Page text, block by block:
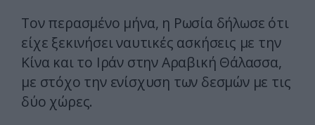
Τον περασμένο μήνα, η Ρωσία δήλωσε ότι
είχε ξεκινήσει ναυτικές ασκήσεις με την
Κίνα και το Ιράν στην Αραβική Θάλασσα,
με στόχο την ενίσχυση των δεσμών με τις
δύο χώρες.